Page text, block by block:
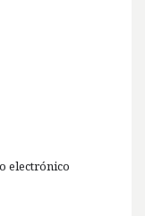
electrónico